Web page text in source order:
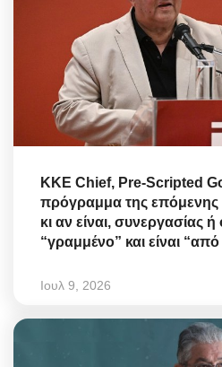
KKE Chief, Pre-Scripted
πρόγραμμα της επόμενης
κι αν είναι, συνεργασίας ή
“γραμμένο” και είναι “από
Ιουλ 9, 2026